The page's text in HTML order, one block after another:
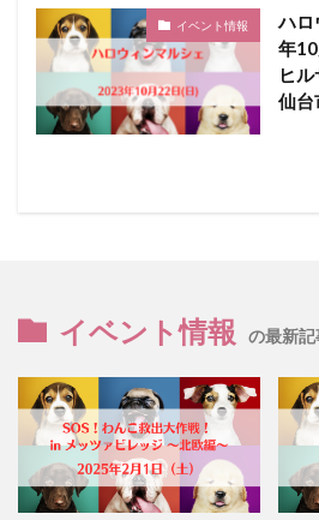
イベント情報
ハロ
年
ヒ
仙台
イベント情報 の最新